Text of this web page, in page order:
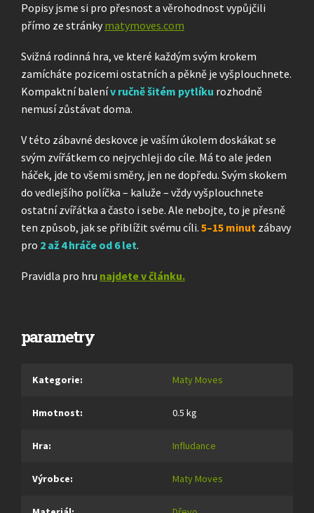
Popisy jsme si pro přesnost a věrohodnost vypůjčili
přímo ze stránky matymoves.com
Svižná rodinná hra, ve které každým svým krokem
zamícháte pozicemi ostatních a pěkně je vyšplouchnete.
Kompaktní balenív ručně šitém pytlíku rozhodně
nemusí zůstávat doma.
V této zábavné deskovce je vaším úkolem doskákat se
svým zvířátkem co nejrychleji do cíle. Má to ale jeden
háček, jde to všemi směry, jen ne dopředu. Svým skokem
do vedlejšího políčka – kaluže – vždy vyšplouchnete
ostatní zvířátka a často i sebe. Ale nebojte, to je přesně
ten způsob, jak se přiblížit svému cíli. 5–15 minut zábavy
pro 2 až 4 hráče od 6 let.
Pravidla pro hru najdete v článku.
parametry
Kategorie: Maty Moves
Hmotnost: 0.5 kg
Hra: Infludance
Výrobce: Maty Moves